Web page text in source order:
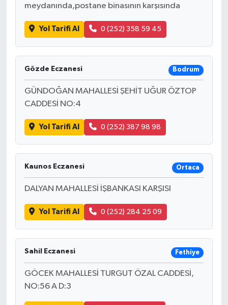
meydanında,postane binasının karşısında
Yol Tarifi Al 0 (252) 358 59 45
Gözde Eczanesi Bodrum
GÜNDOĞAN MAHALLESİ ŞEHİT UĞUR ÖZTOP
CADDESİ NO:4
Yol Tarifi Al 0 (252) 387 98 98
Kaunos Eczanesi Ortaca
DALYAN MAHALLESİ İŞBANKASI KARŞISI
Yol Tarifi Al 0 (252) 284 25 09
Sahil Eczanesi Fethiye
GÖCEK MAHALLESİ TURGUT ÖZAL CADDESİ,
NO:56 A D:3